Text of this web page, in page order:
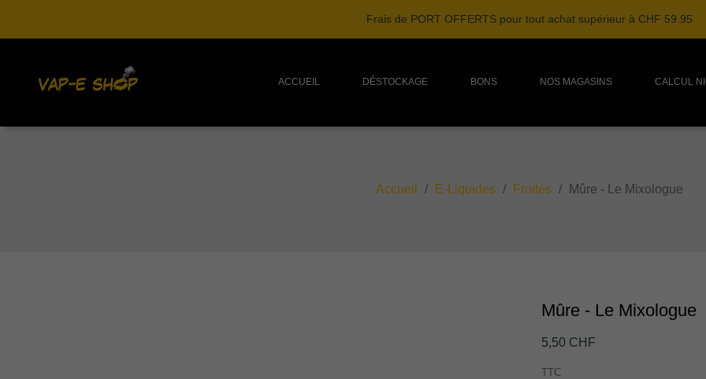
Frais de PORT OFFERTS pour tout achat supérieur à CHF 59.95
ACCUEIL DÉSTOCKAGE BONS NOS MAGASINS CALCUL
Accueil E-Liquides Fruités Mûre - Le Mixologue
Mûre - Le Mixologue
5,50 CHF
TTC